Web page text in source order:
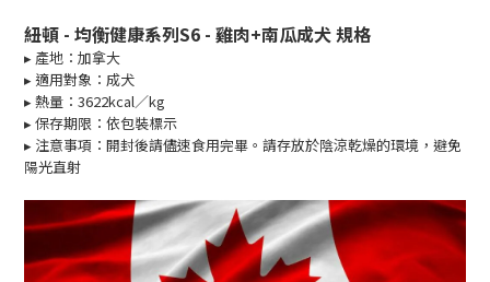
紐頓 - 均衡健康系列S6 - 雞肉+南瓜成犬 規格
▸ 產地：加拿大
▸ 適用對象：成犬
▸ 熱量：3622kcal／kg
▸保存期限：依包裝標示
▸ 注意事項：開封後請儘速食用完畢。請存放於陰涼乾燥的環境，避免
陽光直射